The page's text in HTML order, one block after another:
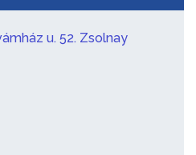
u. 52. Zsolnay